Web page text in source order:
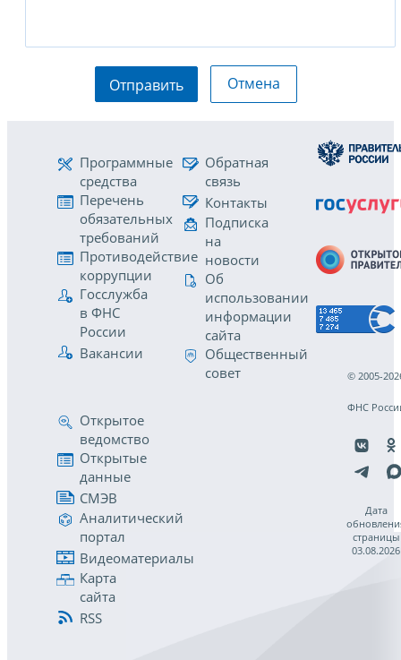
Отправить Отмена
Программные
средства
Перечень
обязательных
требований
Противодействие
коррупции
Госслужба
в ФНС
России
Вакансии
Обратная
связь
Контакты
Подписка
на
новости
Об
использовании
информации
сайта
Общественный
совет
Открытое
ведомство
Открытые
данные
СМЭВ
Аналитический
портал
Видеоматериалы
Карта
сайта
RSS
© 2005-
ФНС
Дата
страницы
03.08.2026